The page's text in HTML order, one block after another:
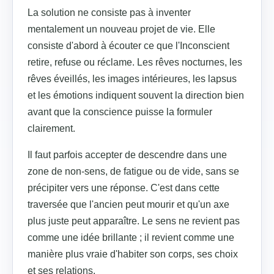
La solution ne consiste pas à inventer
mentalement un nouveau projet de vie. Elle
consiste d'abord à écouter ce que l'Inconscient
retire, refuse ou réclame. Les rêves nocturnes, les
rêves éveillés, les images intérieures, les lapsus
et les émotions indiquent souvent la direction bien
avant que la conscience puisse la formuler
clairement.
Il faut parfois accepter de descendre dans une
zone de non-sens, de fatigue ou de vide, sans se
précipiter vers une réponse. C'est dans cette
traversée que l'ancien peut mourir et qu'un axe
plus juste peut apparaître. Le sens ne revient pas
comme une idée brillante ; il revient comme une
manière plus vraie d'habiter son corps, ses choix
et ses relations.